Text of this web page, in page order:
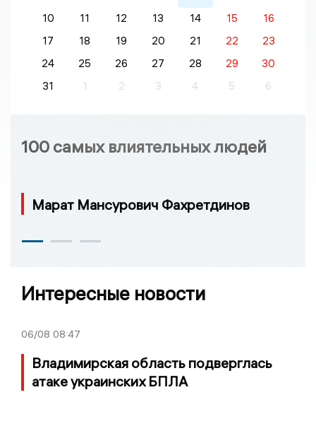
10
11 12 13 14 15
16
17
18 19 20 21 22
23
24
25 26 27 28 29
30
31
1 2 3 4 5 6
100 самых влиятельных людей
Марат Мансурович Фахретдинов
Интересные новости
06/08 08:47
Владимирская область подверглась
атаке украинских БПЛА